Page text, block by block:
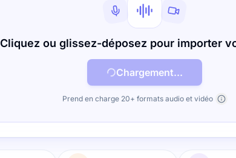
Cliquez ou glissez-déposez pour importer
Chargement...
Prend en charge 20+ formats audio et vidéo